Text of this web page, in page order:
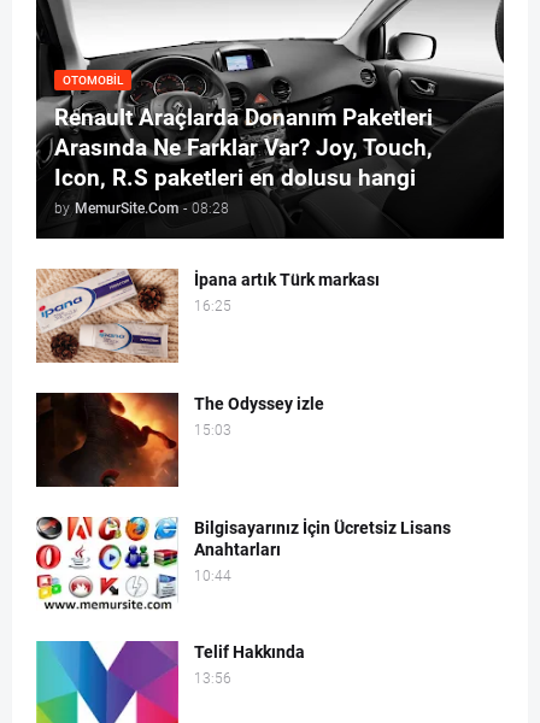
OTOMOBIL
Renault Araçlarda Donanım Paketleri
Arasında Ne Farklar Var? Joy, Touch,
Icon, R.S paketleri en dolusu hangi
by MemurSite.Com - 08:28
İpana artık Türk markası
16:25
The Odyssey izle
15:03
Bilgisayarınız İçin Ücretsiz Lisans
Anahtarları
10:44
Telif Hakkında
13:56